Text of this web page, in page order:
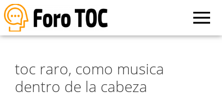
toc raro, como musica
dentro de la cabeza